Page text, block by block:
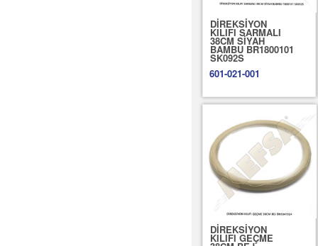
DİREKSİYON
KILIFI SARMALI
38CM SİYAH
BAMBU BR1800101
SK092S
601-021-001
DİREKSİYON
KILIFI GEÇME